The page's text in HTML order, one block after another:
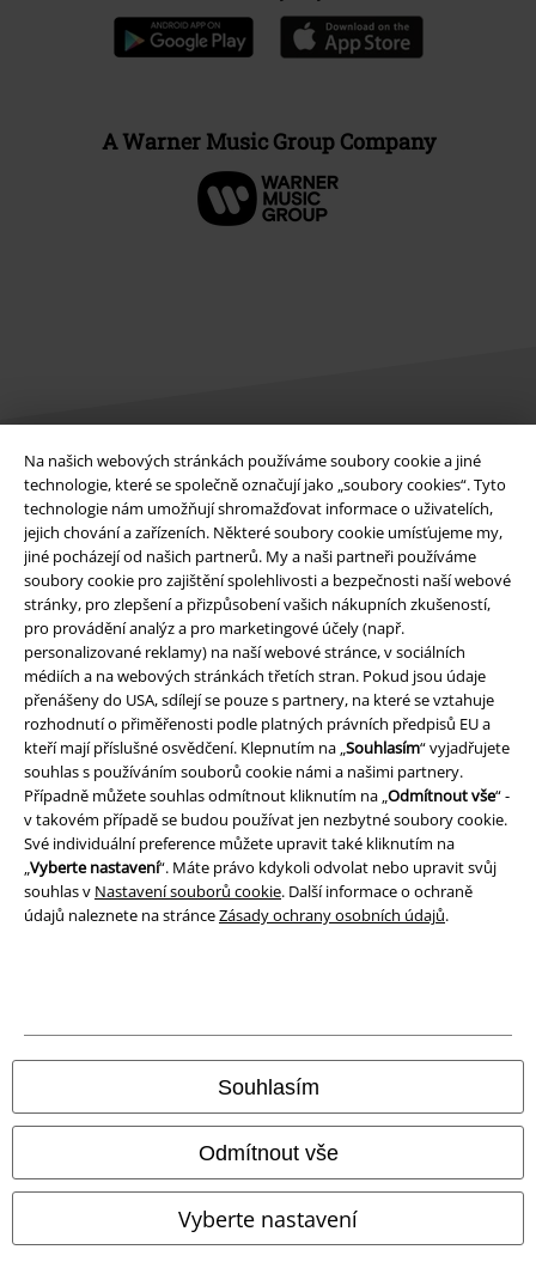
Na našich webových stránkách používáme soubory cookie a jiné
technologie, které se společně označují jako „soubory cookies“. Tyto
technologie nám umožňují shromažďovat informace o uživatelích,
jejich chování a zařízeních. Některé soubory cookie umísťujeme my,
jiné pocházejí od našich partnerů. My a naši partneři používáme
soubory cookie pro zajištění spolehlivosti a bezpečnosti naší webové
stránky, pro zlepšení a přizpůsobení vašich nákupních zkušeností,
pro provádění analýz a pro marketingové účely (např.
personalizované reklamy) na naší webové stránce, v sociálních
médiích a na webových stránkách třetích stran. Pokud jsou údaje
přenášeny do USA, sdílejí se pouze s partnery, na které se vztahuje
rozhodnutí o přiměřenosti podle platných právních předpisů EU a
kteří mají příslušné osvědčení. Klepnutím na „Souhlasím“ vyjadřujete
souhlas s používáním souborů cookie námi a našimi partnery.
Případně můžete souhlas odmítnout kliknutím na „Odmítnout vše“ -
v takovém případě se budou používat jen nezbytné soubory cookie.
Své individuální preference můžete upravit také kliknutím na
„Vyberte nastavení“. Máte právo kdykoli odvolat nebo upravit svůj
souhlas v Nastavení souborů cookie. Další informace o ochraně
údajů naleznete na stránceZásady ochrany osobních údajů.
Souhlasím
Odmítnout vše
Vyberte nastavení
A Warner Music Group Company
Právní informace
Podmínky
Prohlášení
Ochrana osobních údajů
Likvidace odpadu a ochrana životního prostředí
Prohlášení o shodě
Informace o přístupnosti
Nastavení souborů cookie
Odstoupení od smlouvy
Naše online obchody
EMP International